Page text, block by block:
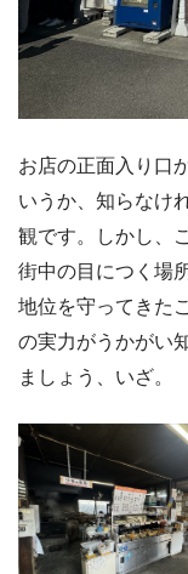
お店の正面入り口
いうか、知らなけ
観です。しかし、
街中の目につく場
地位を守ってきた
の実力がうかがい
ましょう、いざ。